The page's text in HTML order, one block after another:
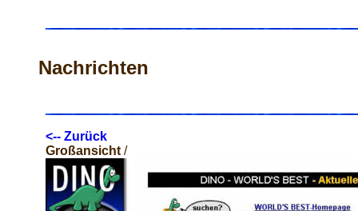
Nachrichten
<-- Zurück
Großansicht/